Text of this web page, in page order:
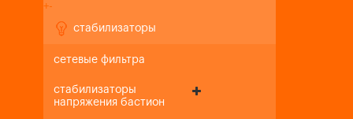
+-
стабилизаторы
сетевые фильтра
стабилизаторы
напряжения бастион